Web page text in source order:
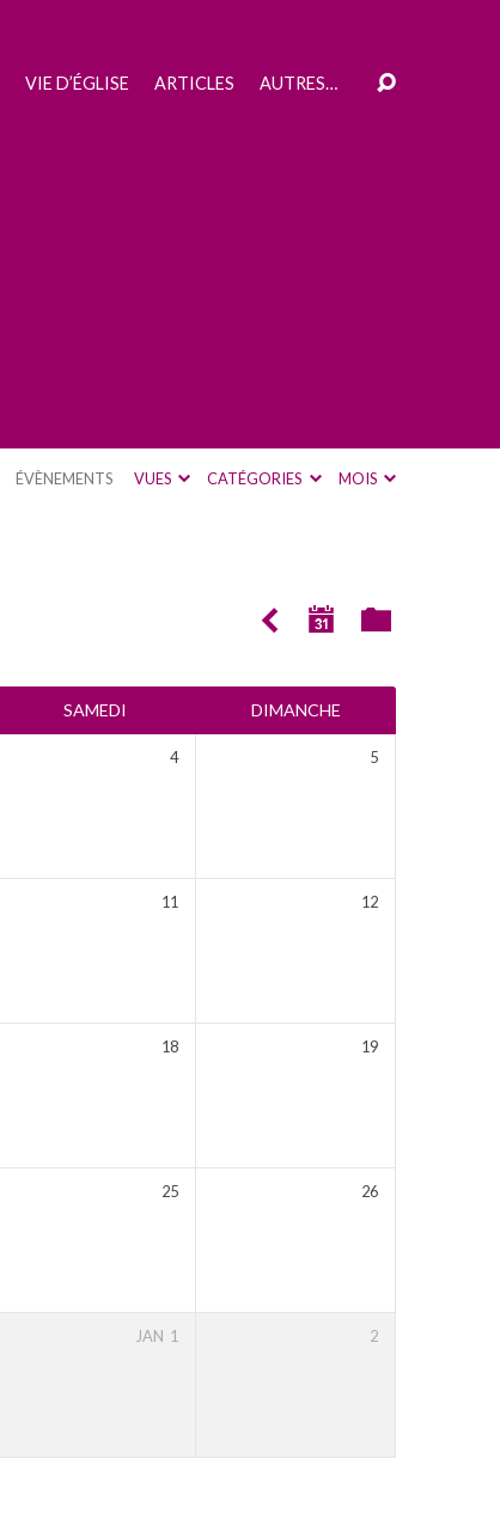
VIE D’ÉGLISE ARTICLES AUTRES…
ÉVÈNEMENTS VUES CATÉGORIES MOIS
SAMEDI DIMANCHE
4 5
11 12
18 19
25 26
JAN 1 2